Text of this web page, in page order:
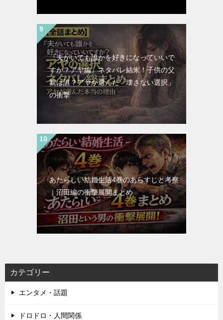
『夫がいても誰かを好きになっていいで
すか？アヤ編』ネタバレ結末！子供の父
親は誰？アヤが選んだ「壊さない選択」
の衝撃
あたらしい結婚生活4巻のあらすじと考察
｜沼田編の衝撃展開まとめ
カテゴリー
エンタメ・話題
ドロドロ・人間関係